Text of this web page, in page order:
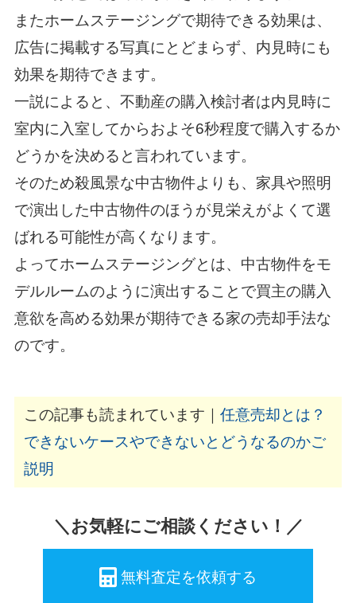
またホームステージングで期待できる効果は、
広告に掲載する写真にとどまらず、内見時にも
効果を期待できます。
一説によると、不動産の購入検討者は内見時に
室内に入室してからおよそ6秒程度で購入するか
どうかを決めると言われています。
そのため殺風景な中古物件よりも、家具や照明
で演出した中古物件のほうが見栄えがよくて選
ばれる可能性が高くなります。
よってホームステージングとは、中古物件をモ
デルルームのように演出することで買主の購入
意欲を高める効果が期待できる家の売却手法な
のです。
この記事も読まれています｜ 任意売却とは？
できないケースやできないとどうなるのかご
説明
＼お気軽にご相談ください！／
無料査定を依頼する